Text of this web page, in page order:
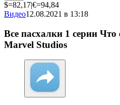
$=82,17|€=94,84
Видео12.08.2021 в 13:18
Все пасхалки 1 серии
Marvel Studios